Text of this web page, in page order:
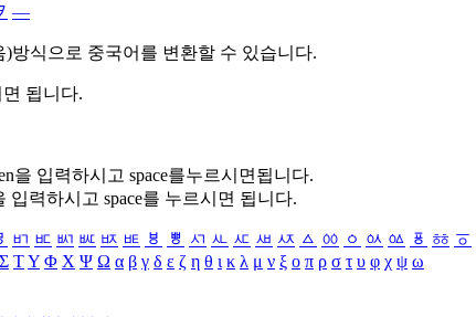
―
)방식으로 중국어를 변환할 수 있습니다.
됩니다.
을 입력하시고 space를누르시면됩니다.
입력하시고 space를 누르시면 됩니다.
ㅲ ㅳ ㅴ ㅵ ㅶ ㅷ ㅸ ㅹ ㅺ ㅻ ㅼ ㅽ ㅾ ㅿ ㆀ ㆁ ㆂ ㆃ ㆄ ㆅ ㆆ
Σ ΤΥ Φ Χ Ψ Ω α β γ δ ε ζ η θ ι κ λ μ ν ξ ο π ρ σ τ υ φ χ ψ ω